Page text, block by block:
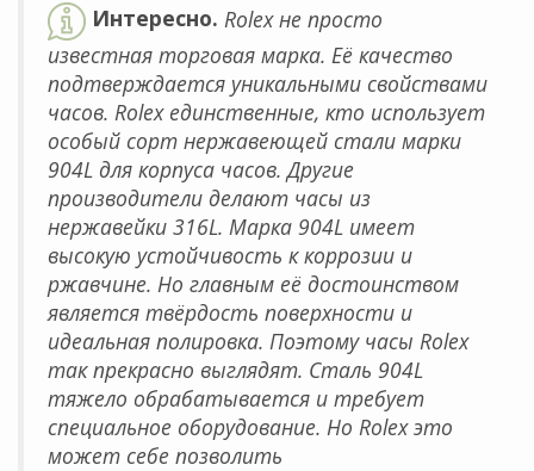
Интересно. Rolex не просто
известная торговая марка. Её качество
подтверждается уникальными свойствами
часов. Rolex единственные, кто использует
особый сорт нержавеющей стали марки
904L для корпуса часов. Другие
производители делают часы из
нержавейки 316L. Марка 904L имеет
высокую устойчивость к коррозии и
ржавчине. Но главным её достоинством
является твёрдость поверхности и
идеальная полировка. Поэтому часы Rolex
так прекрасно выглядят. Сталь 904L
тяжело обрабатывается и требует
специальное оборудование. Но Rolex это
может себе позволить